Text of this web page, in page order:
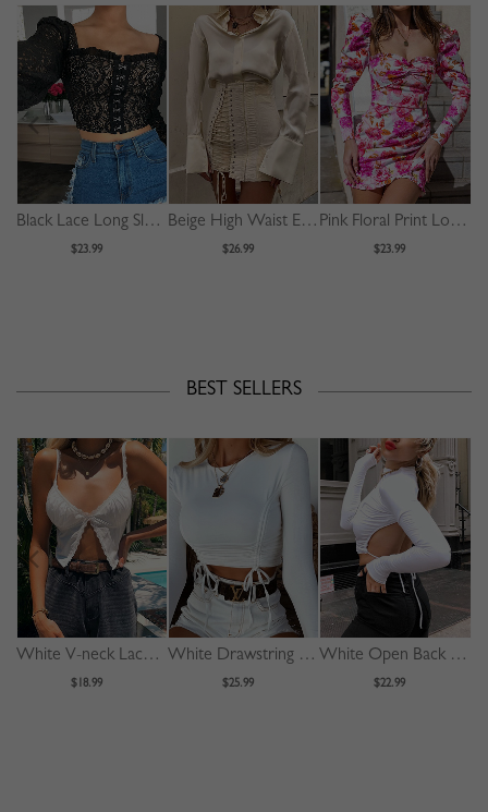
Black Lace Long Sleeve Crop Top
$23.99
Beige High Waist Eyelet Lace Up Front Mini Skirt
$26.99
Pink Floral Print Long Sleeve Mini Dress
$23.99
BEST SELLERS
White V-neck Lace Trim Cami Crop Top
$18.99
White Drawstring Front Long Sleeve Crop Top
$25.99
White Open Back Long Sleeve Crop Top
$22.99